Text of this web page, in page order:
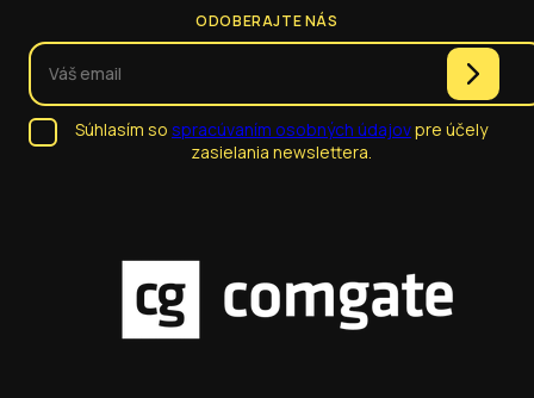
ODOBERAJTE NÁS
Súhlasím so spracúvaním osobných údajovpre účely
zasielania newslettera.